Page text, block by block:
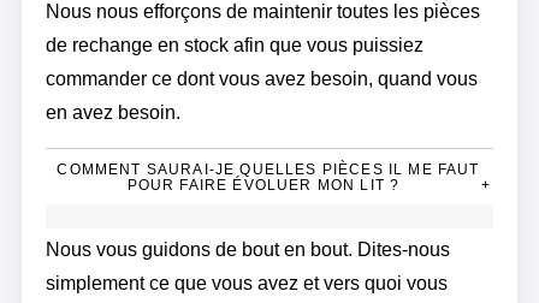
Nous nous efforçons de maintenir toutes les pièces
de rechange en stock afin que vous puissiez
commander ce dont vous avez besoin, quand vous
en avez besoin.
COMMENT SAURAI-JE QUELLES PIÈCES IL ME FAUT
POUR FAIRE ÉVOLUER MON LIT ?
+
Nous vous guidons de bout en bout. Dites-nous
simplement ce que vous avez et vers quoi vous